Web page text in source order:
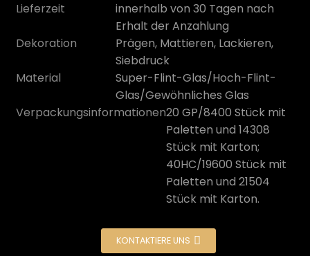
Lieferzeit
innerhalb von 30 Tagen nach
Erhalt der Anzahlung
Dekoration
Prägen, Mattieren, Lackieren,
Siebdruck
Material
Super-Flint-Glas/Hoch-Flint-
Glas/Gewöhnliches Glas
Verpackungsinformationen20 GP/8400 Stück mit
Paletten und 14308
Stück mit Karton;
40HC/19600 Stück mit
Paletten und 21504
Stück mit Karton.
KONTAKTIERE UNS